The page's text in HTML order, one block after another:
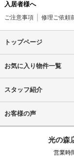
入居者様へ
ご注意事項 修理ご依頼
トップページ
お気に入り物件一覧
スタッフ紹介
お客様の声
光の森
営業時